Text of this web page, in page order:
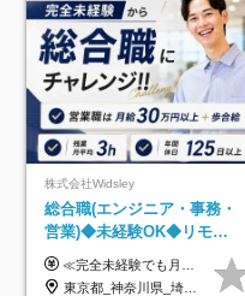
株式会社Widsley
総合職(エンジニア・事務・
営業)◆未経験OK◆リモー
トあり◆残業月3h◆服装髪
型自由
≪完全未経験でも月給40万円以上も可能です！≫ -------------- 【1】ITエンジニア 月給26万円～50万円＋プロジェクト手当＋資格手当 【2】IT事務、営業事務 月給26万円～50万円＋プロジェクト手当＋資格手当 ≪【1】【2】共通≫ ★上記給与には固定残業代20時間分(月3万719円～)を含みます。残業が超過した場合は、追加支給します(残業は月平均3時間とほぼ発生しません。残業がなくても、固定残業代は支給されます) ★試用期間6ヵ月あり（期間中は月給23万1000円～。固定残業代20時間分3万719円～を含む／超過分は別途支給） -------------- 【3】SES営業、SaaS営業 月給30万円以上＋インセンティブ＋各種手当 ★上記給与には固定残業代45時間分(月7万6967円～)を含みます。残業が超過した場合は、追加支給します(残業は月平均3時間とほぼ発生しません。残業がなくても、固定残業代は支給されます) ★試用期間6ヵ月あり(期間中も給与や福利厚生は同じです)
東京都_神奈川県_埼玉県_千葉県_大阪府_愛知県_北海道_青森県_岩手県_宮城県_秋田県_山形県_福島県_茨城県_栃木県_群馬県_新潟県_山梨県_長野県_富山県_石川県_福井県_静岡県_岐阜県_三重県_兵庫県_京都府_滋賀県_奈良県_和歌山県_広島県_岡山県_鳥取県_島根県_山口県_徳島県_香川県_愛媛県_高知県_福岡県_熊本県_佐賀県_長崎県_大分県_宮崎県_鹿児島県_沖縄県